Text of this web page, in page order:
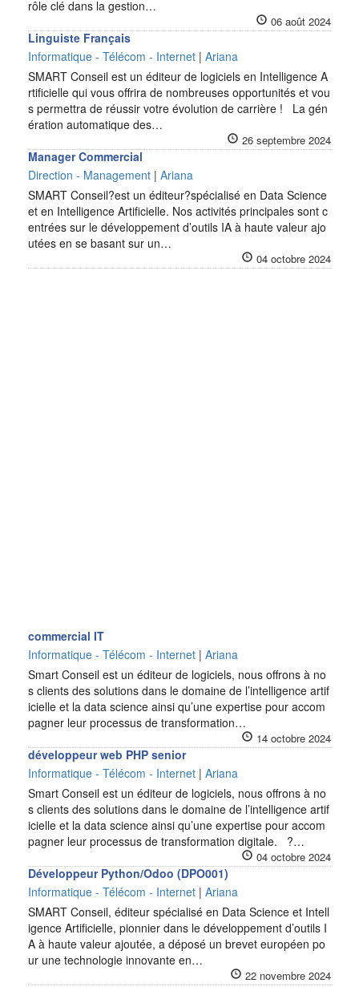
rôle clé dans la gestion…
06 août 2024
Linguiste Français
Informatique - Télécom - Internet | Ariana
SMART Conseil est un éditeur de logiciels en Intelligence A
rtificielle qui vous offrira de nombreuses opportunités et vou
s permettra de réussir votre évolution de carrière ! La gén
ération automatique des…
26 septembre 2024
Manager Commercial
Direction - Management | Ariana
SMART Conseil?est un éditeur?spécialisé en Data Science
et en Intelligence Artificielle. Nos activités principales sont c
entrées sur le développement d’outils IA à haute valeur ajo
utées en se basant sur un…
04 octobre 2024
commercial IT
Informatique - Télécom - Internet | Ariana
Smart Conseil est un éditeur de logiciels, nous offrons à no
s clients des solutions dans le domaine de l’intelligence artif
icielle et la data science ainsi qu’une expertise pour accom
pagner leur processus de transformation…
14 octobre 2024
développeur web PHP senior
Informatique - Télécom - Internet | Ariana
Smart Conseil est un éditeur de logiciels, nous offrons à no
s clients des solutions dans le domaine de l’intelligence artif
icielle et la data science ainsi qu’une expertise pour accom
pagner leur processus de transformation digitale. ?…
04 octobre 2024
Développeur Python/Odoo (DPO001)
Informatique - Télécom - Internet | Ariana
SMART Conseil, éditeur spécialisé en Data Science et Intell
igence Artificielle, pionnier dans le développement d’outils I
A à haute valeur ajoutée, a déposé un brevet européen po
ur une technologie innovante en…
22 novembre 2024